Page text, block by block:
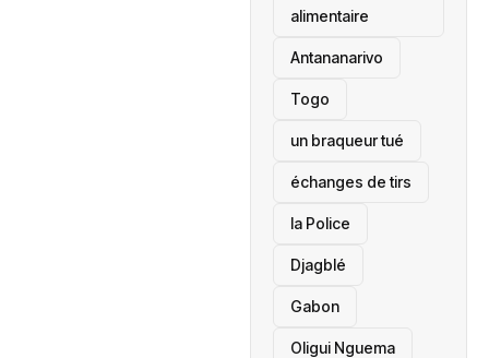
alimentaire
Antananarivo
‎Togo
un braqueur tué
échanges de tirs
la Police
Djagblé
Gabon
Oligui Nguema